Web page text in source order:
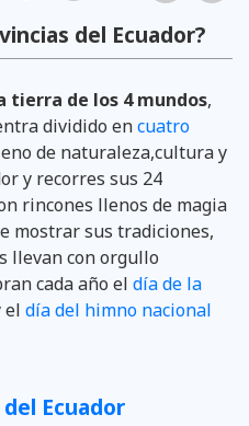
del Ecuador?
tierra de los 4 mundos,
dividido encuatro
de naturaleza,cultura y
y recorres sus 24
rincones llenos de magia
mostrar sus tradiciones,
llevan con orgullo
cada año el día de la
el día del himno nacional
Ecuador